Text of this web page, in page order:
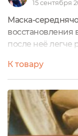
15 сентября
Маска-
восстановления
после неё легче
запахи не люблю.
К товару